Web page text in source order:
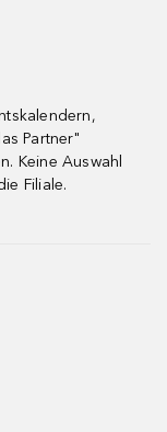
Partner"
Keine Auswahl
Filiale.